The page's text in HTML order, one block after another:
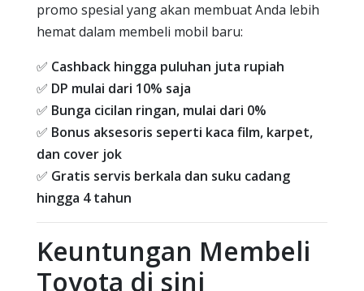
promo spesial yang akan membuat Anda lebih
hemat dalam membeli mobil baru:
✅ Cashback hingga puluhan juta rupiah
✅ DP mulai dari 10% saja
✅ Bunga cicilan ringan, mulai dari 0%
✅ Bonus aksesoris seperti kaca film, karpet,
dan cover jok
✅ Gratis servis berkala dan suku cadang
hingga 4 tahun
Keuntungan Membeli
Toyota di sini